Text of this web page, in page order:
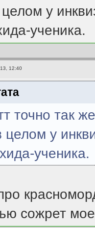
у
ученика.
12:40
точно так
целом у
ученика.
сожрет